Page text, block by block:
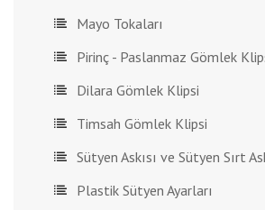
Mayo Tokaları
Pirinç - Paslanmaz Gömlek
Dilara Gömlek Klipsi
Timsah Gömlek Klipsi
Sütyen Askısı ve Sütyen Sırt
Plastik Sütyen Ayarları